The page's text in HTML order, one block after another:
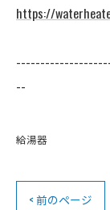
https://
--
給湯器
< 前のページ